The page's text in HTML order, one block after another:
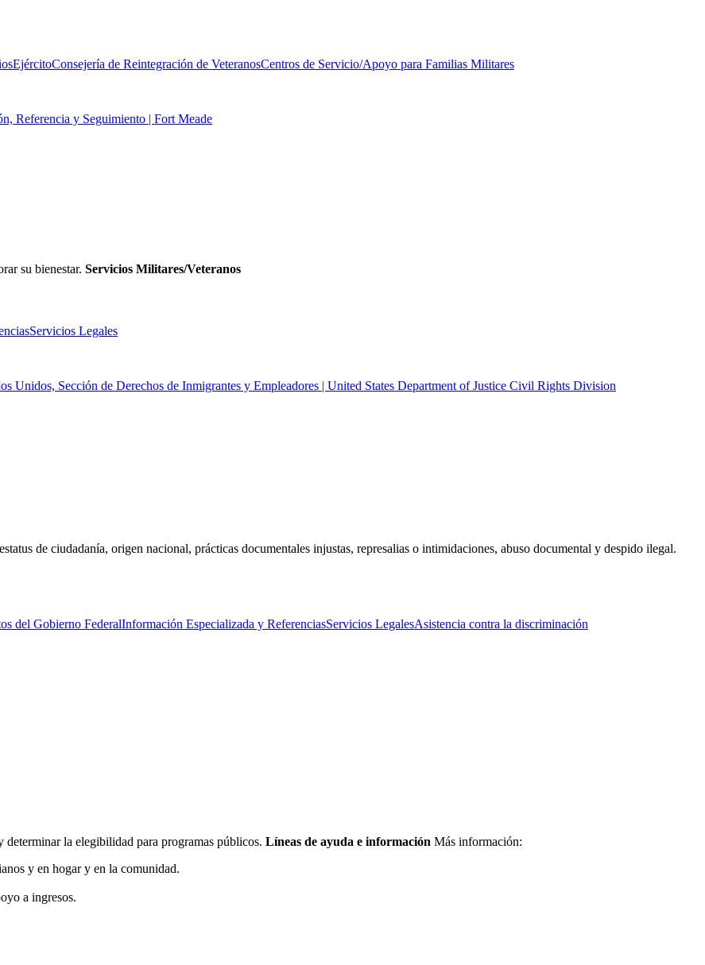
EjércitoConsejería de Reintegración de VeteranosCentros de Servicio/Apoyo para Familias Militares
Referencia y Seguimiento | Fort Meade
su bienestar. Servicios Militares/Veteranos
Servicios Legales
Unidos, Sección de Derechos de Inmigrantes y Empleadores | United States Department of Justice Civil Rights Division
de ciudadanía, origen nacional, prácticas documentales injustas, represalias o intimidaciones, abuso documental y despido ilegal.
del Gobierno FederalInformación Especializada y ReferenciasServicios LegalesAsistencia contra la discriminación
la elegibilidad para programas públicos. Líneas de ayuda e información Más información:
y en hogar y en la comunidad.
a ingresos.